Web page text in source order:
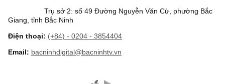
Trụ sở 2: số 49 Đường Nguyễn Văn Cừ, phường Bắc
Giang, tỉnh Bắc Ninh
Điện thoại: (+84) - 0204 - 3854404
Email: bacninhdigital@bacninhtv.vn